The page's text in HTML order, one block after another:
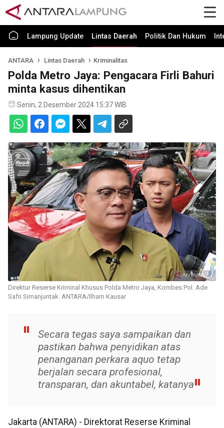
Lampung Update Lintas Daerah Politik Dan Hukum
ANTARA Lintas Daerah Kriminalitas
Polda Metro Jaya: Pengacara Firli Bahuri
minta kasus dihentikan
Senin, 2 Desember 2024 15:37 WIB
Direktur Reserse Kriminal Khusus Polda Metro Jaya, Kombes Pol. Ade
Safri Simanjuntak. ANTARA/Ilham Kausar
Secara tegas saya sampaikan dan
pastikan bahwa penyidikan atas
penanganan perkara aquo tetap
berjalan secara profesional,
transparan, dan akuntabel, katanya
Jakarta (ANTARA) - Direktorat Reserse Kriminal